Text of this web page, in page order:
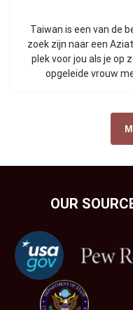
Taiwan is een van de
zoek zijn naar een
plek voor jou als je op
opgeleide vrouw
OUR